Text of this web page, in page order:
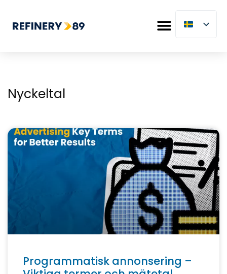
Nyckeltal
Programmatisk annonsering –